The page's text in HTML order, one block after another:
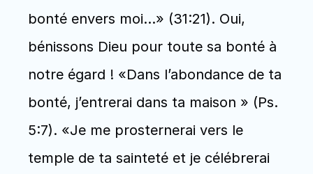
bonté envers moi...» (31:21). Oui,
bénissons Dieu pour toute sa bonté à
notre égard ! «Dans l’abondance de ta
bonté, j’entrerai dans ta maison » (Ps.
5:7). «Je me prosternerai vers le
temple de ta sainteté et je célébrerai